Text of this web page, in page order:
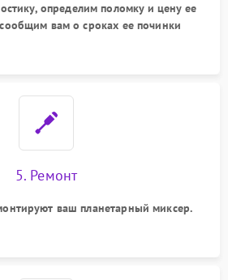
определим поломку и цену ее
вам о сроках ее починки
5. Ремонт
ваш планетарный миксер.